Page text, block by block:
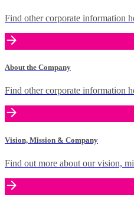
Find other corporate information
About the Company
Find other corporate information
Vision, Mission & Company
Find out more about our vision,